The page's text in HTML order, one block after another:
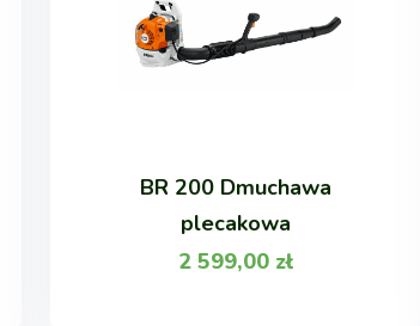
BR 200 Dmuchawa
plecakowa
2 599,00 zł